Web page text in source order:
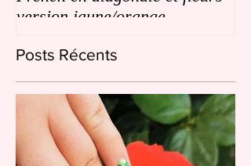
version jaune/orange
Posts Récents